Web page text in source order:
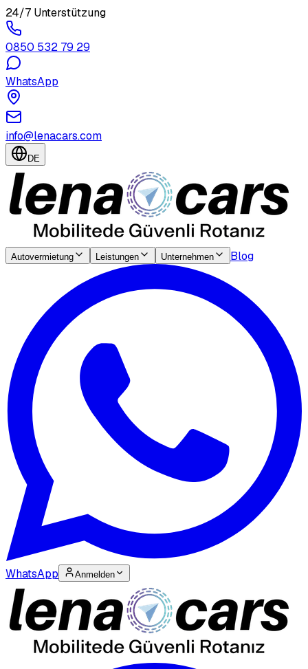
24/7 Unterstützung
0850 532 79 29
WhatsApp
info@lenacars.com
DE
Autovermietung Leistungen Unternehmen Blog
WhatsApp Anmelden